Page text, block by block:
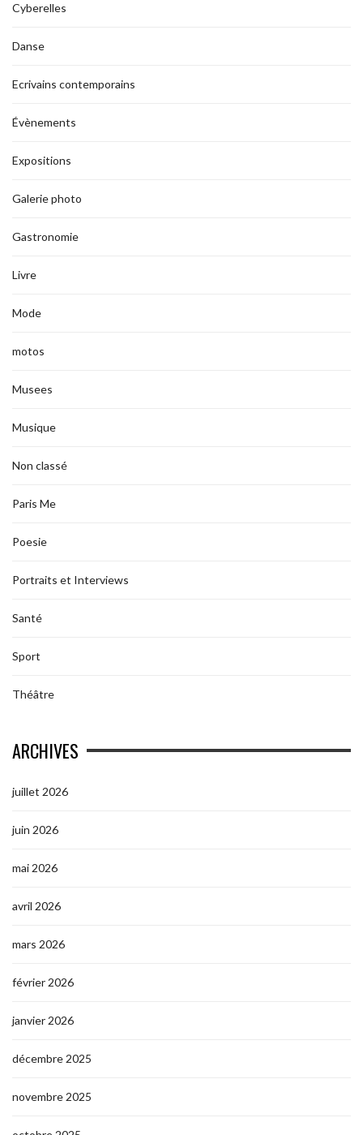
Cyberelles
Danse
Ecrivains contemporains
Évènements
Expositions
Galerie photo
Gastronomie
Livre
Mode
motos
Musees
Musique
Non classé
Paris Me
Poesie
Portraits et Interviews
Santé
Sport
Théâtre
ARCHIVES
juillet 2026
juin 2026
mai 2026
avril 2026
mars 2026
février 2026
janvier 2026
décembre 2025
novembre 2025